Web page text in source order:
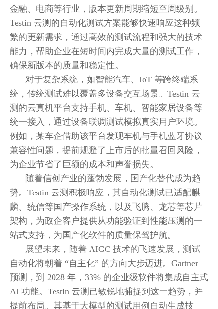
金融、电商等行业，版本更新周期缩短至周级别。
Testin 云测的自动化测试方案能够快速响应这种频
繁的更新需求，通过高效的测试流程和强大的技术
能力，帮助企业在短时间内完成大量的测试工作，
确保新版本的质量和稳定性。
对于复杂系统，如智能汽车、IoT 等跨终端系
统，传统测试难以覆盖多设备交互场景。Testin 云
测的云真机平台支持手机、车机、智能家居设备等
统一接入，通过设备联调测试模拟真实用户环境。
例如，某车企借助该平台发现车机与手机蓝牙协议
兼容性问题，提前规避了上市后的批量召回风险，
为企业节省了巨额的成本和声誉损失。
随着信创产业的蓬勃发展，国产化替代成为趋
势。Testin 云测积极响应，其自动化测试已适配麒
麟、统信等国产操作系统，以及飞腾、龙芯等芯片
架构，为政企客户提供从功能验证到性能压测的一
站式支持，为国产化软件的质量保驾护航。
展望未来，随着 AIGC 技术的飞速发展，测试
自动化将朝着 “自主化” 的方向大步迈进。Gartner
预测，到 2028 年，33% 的企业级软件将集成自主式
AI 功能。Testin 云测已敏锐地捕捉到这一趋势，并
提前布局。其基于大模型的测试用例自动生成技